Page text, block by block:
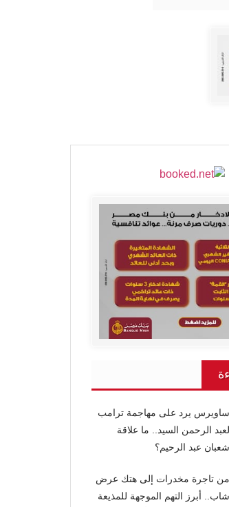
ساويرس يرد على مهاجمة ترامب
لعبد الرحمن السيد.. ما علاقة
شعبان عبد الرحيم؟
من تاجرة مخدرات إلى هتك عرض
شاب.. أبرز التهم الموجهة للمذيعة